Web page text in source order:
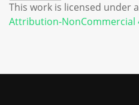
This work is licensed under a
Attribution-NonCommercial